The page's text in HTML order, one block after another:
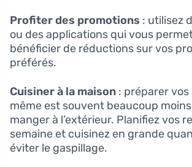
Profiter des promotions : utilisez
ou des applications qui vous
bénéficier de réductions sur vos
préférés.
Cuisiner à la maison : préparer
même est souvent beaucoup
manger à l’extérieur. Planifiez vos
semaine et cuisinez en grande
éviter le gaspillage.